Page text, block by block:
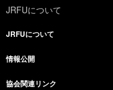
JRFUについて
JRFUについて
情報公開
協会関連リンク